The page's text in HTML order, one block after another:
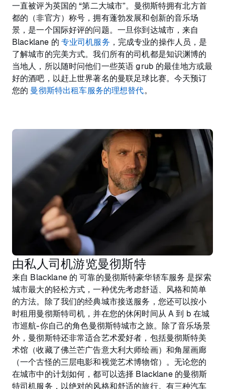
一直被评为英国的 “第二大城市”。曼彻斯特拥有北方首
都的（非官方）称号，拥有蓬勃发展和创新的音乐场
景，是一个国际好评的问题。一旦你到达城市，来自
Blacklane 的 专业司机服务 ，完成专业的操作人员，是
了解城市的完美方式。我们所有的司机都是知识渊博的
当地人，所以随时问他们一些英语 grub 的最佳地方或最
好的酒吧，以赶上世界著名的曼联足球比赛。今天预订
您的曼彻斯特出租车服务的理想替代。
由私人司机游览曼彻斯特
来自 Blacklane 的 可靠的曼彻斯特豪华轿车服务 是探索
城市最大的轻松方式，一种优先考虑舒适、风格和简单
的方法。除了我们的经典城市接送服务，您还可以按小
时租用曼彻斯特司机，并在您的休闲时间从 A 到 b 在城
市巡航-你自己的角色曼彻斯特城市之旅。除了音乐场景
外，曼彻斯特还非常适合艺术爱好者，包括曼彻斯特美
术馆（收藏了佛兰芒广告意大利大师绘画）和角屋画廊
（一个古怪的三层电影和视觉艺术博物馆）。无论您的
在城市中的计划如何，都可以选择 Blacklane 的曼彻斯
特司机服务，以绝对的风格和舒适的旅行。有三种汽车